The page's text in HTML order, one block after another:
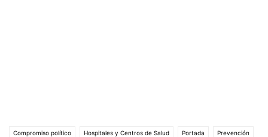
Compromiso político Hospitales y Centros de Salud Portada Prevención